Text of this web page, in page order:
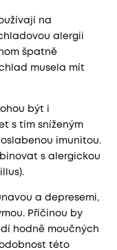
na
alergii
špatně
musela mít
být i
s tím sníženým
imunitou.
s alergickou
a depresemi,
Příčinou by
hodně moučných
této